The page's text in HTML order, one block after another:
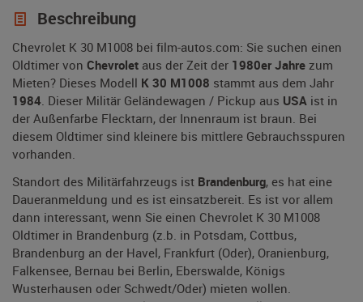
Beschreibung
Chevrolet K 30 M1008 bei film-autos.com: Sie suchen einen
Oldtimer von Chevrolet aus der Zeit der 1980er Jahre zum
Mieten? Dieses Modell K 30 M1008 stammt aus dem Jahr
1984. Dieser Militär Geländewagen / Pickup aus USA ist in
der Außenfarbe Flecktarn, der Innenraum ist braun. Bei
diesem Oldtimer sind kleinere bis mittlere Gebrauchsspuren
vorhanden.
Standort des Militärfahrzeugs ist Brandenburg, es hat eine
Daueranmeldung und es ist einsatzbereit. Es ist vor allem
dann interessant, wenn Sie einen Chevrolet K 30 M1008
Oldtimer in Brandenburg (z.b. in Potsdam, Cottbus,
Brandenburg an der Havel, Frankfurt (Oder), Oranienburg,
Falkensee, Bernau bei Berlin, Eberswalde, Königs
Wusterhausen oder Schwedt/Oder) mieten wollen.